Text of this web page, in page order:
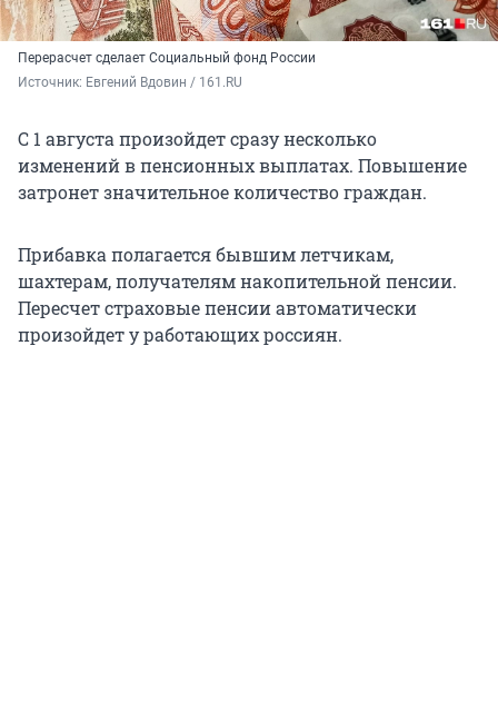
Перерасчет сделает Социальный фонд России
Источник: Евгений Вдовин / 161.RU
С 1 августа произойдет сразу несколько
изменений в пенсионных выплатах. Повышение
затронет значительное количество граждан.
Прибавка полагается бывшим летчикам,
шахтерам, получателям накопительной пенсии.
Пересчет страховые пенсии автоматически
произойдет у работающих россиян.